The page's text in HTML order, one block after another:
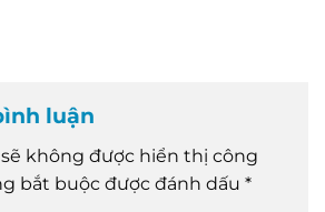
luận
không được hiển thị công
bắt buộc được đánh dấu *